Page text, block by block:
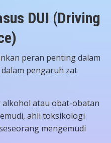
DUI (Driving
peran penting dalam
pengaruh zat
alkohol atau obat-obatan
ahli toksikologi
mengemudi